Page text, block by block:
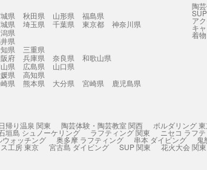
県 秋田県 山形県
福島県
県 埼玉県 千葉県 東京都
神奈川県
県
県
県
三重県
府 兵庫県 奈良県
和歌山県
県 広島県
山口県
県
高知県
県 熊本県 大分県 宮崎県
鹿児島県
陶
ア
キ
着
日帰り温泉 関東 陶芸体験・陶芸教室 関西 ボルダリング
垣島 シュノーケリング ラフティング 関東 ニセコ ラフ
ォッチング 奥多摩 ラフティング 串本 ダイビング 鬼
工房 東京 宮古島 ダイビング SUP 関東 花火大会 関東